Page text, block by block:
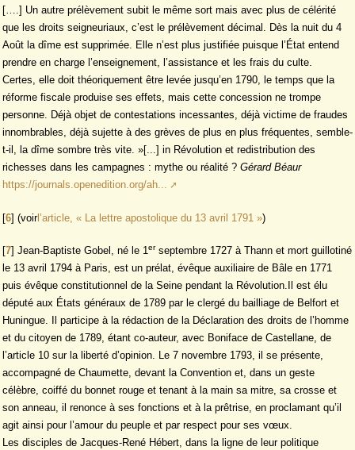
[….] Un autre prélèvement subit le même sort mais avec plus de célérité
que les droits seigneuriaux, c’est le prélèvement décimal. Dès la nuit du 4
Août la dîme est supprimée. Elle n’est plus justifiée puisque l’État entend
prendre en charge l’enseignement, l’assistance et les frais du culte.
Certes, elle doit théoriquement être levée jusqu’en 1790, le temps que la
réforme fiscale produise ses effets, mais cette concession ne trompe
personne. Déjà objet de contestations incessantes, déjà victime de fraudes
innombrables, déjà sujette à des grèves de plus en plus fréquentes, semble-
t-il, la dîme sombre très vite. »[...] in Révolution et redistribution des
richesses dans les campagnes : mythe ou réalité ? Gérard Béaur
https://journals.openedition.org/ah...
[6] (voirl’article, « La lettre apostolique du 13 avril 1791 »)
[7] Jean-Baptiste Gobel, né le 1erseptembre 1727 à Thann et mort guillotiné
le 13 avril 1794 à Paris, est un prélat, évêque auxiliaire de Bâle en 1771
puis évêque constitutionnel de la Seine pendant la Révolution.Il est élu
député aux États généraux de 1789 par le clergé du bailliage de Belfort et
Huningue. Il participe à la rédaction de la Déclaration des droits de l’homme
et du citoyen de 1789, étant co-auteur, avec Boniface de Castellane, de
l’article 10 sur la liberté d’opinion. Le 7 novembre 1793, il se présente,
accompagné de Chaumette, devant la Convention et, dans un geste
célèbre, coiffé du bonnet rouge et tenant à la main sa mitre, sa crosse et
son anneau, il renonce à ses fonctions et à la prêtrise, en proclamant qu’il
agit ainsi pour l’amour du peuple et par respect pour ses vœux.
Les disciples de Jacques-René Hébert, dans la ligne de leur politique